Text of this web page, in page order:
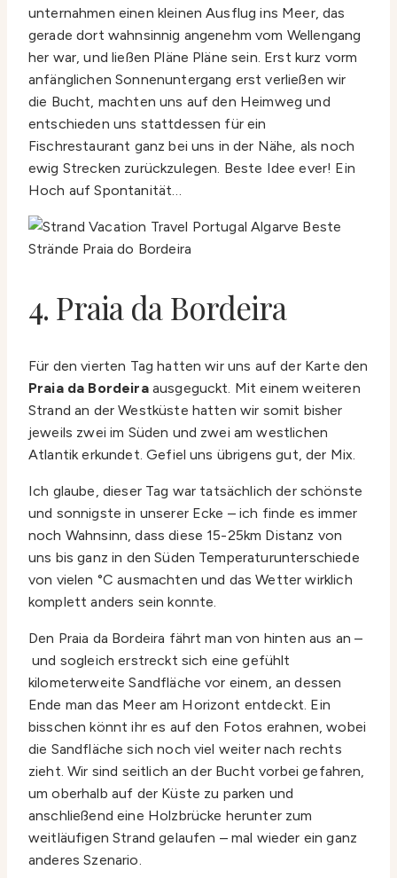
unternahmen einen kleinen Ausflug ins Meer, das
gerade dort wahnsinnig angenehm vom Wellengang
her war, und ließen Pläne Pläne sein. Erst kurz vorm
anfänglichen Sonnenuntergang erst verließen wir
die Bucht, machten uns auf den Heimweg und
entschieden uns stattdessen für ein
Fischrestaurant ganz bei uns in der Nähe, als noch
ewig Strecken zurückzulegen. Beste Idee ever! Ein
Hoch auf Spontanität…
4. Praia da Bordeira
Für den vierten Tag hatten wir uns auf der Karte den
Praia da Bordeiraausgeguckt. Mit einem weiteren
Strand an der Westküste hatten wir somit bisher
jeweils zwei im Süden und zwei am westlichen
Atlantik erkundet. Gefiel uns übrigens gut, der Mix.
Ich glaube, dieser Tag war tatsächlich der schönste
und sonnigste in unserer Ecke – ich finde es immer
noch Wahnsinn, dass diese 15-25km Distanz von
uns bis ganz in den Süden Temperaturunterschiede
von vielen °C ausmachten und das Wetter wirklich
komplett anders sein konnte.
Den Praia da Bordeira fährt man von hinten aus an –
und sogleich erstreckt sich eine gefühlt
kilometerweite Sandfläche vor einem, an dessen
Ende man das Meer am Horizont entdeckt. Ein
bisschen könnt ihr es auf den Fotos erahnen, wobei
die Sandfläche sich noch viel weiter nach rechts
zieht. Wir sind seitlich an der Bucht vorbei gefahren,
um oberhalb auf der Küste zu parken und
anschließend eine Holzbrücke herunter zum
weitläufigen Strand gelaufen – mal wieder ein ganz
anderes Szenario.